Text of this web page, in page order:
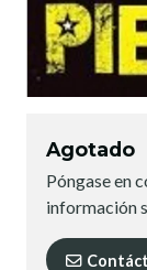
Agotado
Póngase en
información